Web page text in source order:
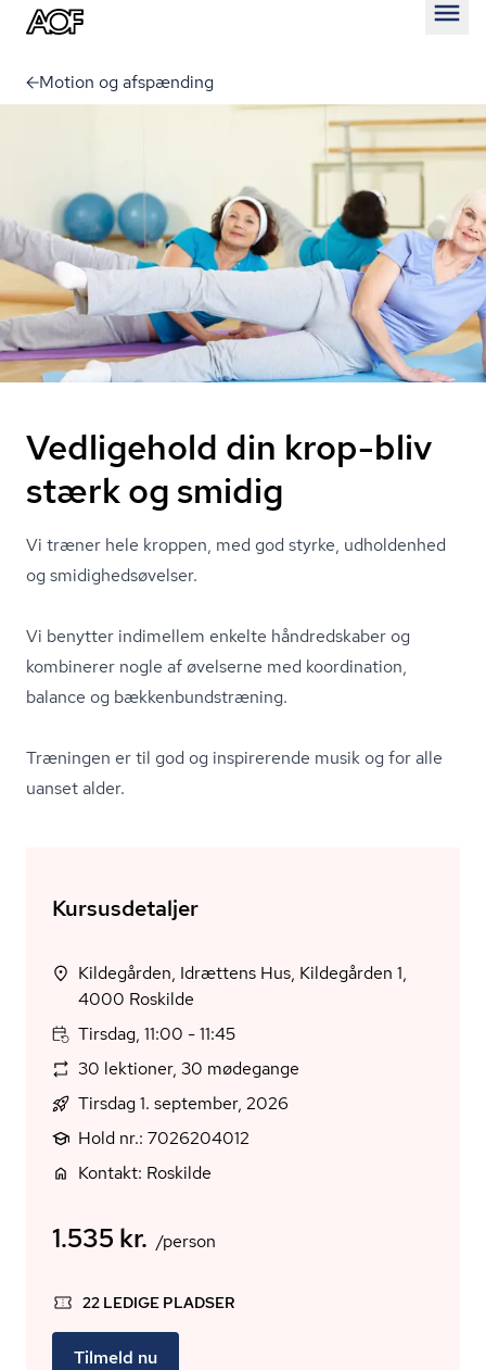
Motion og afspænding
Vedligehold din krop-bliv
stærk og smidig
Vi træner hele kroppen, med god styrke, udholdenhed
og smi­dig­hed­s­ø­vel­ser.
Vi benytter indimellem enkelte håndredskaber og
kombinerer nogle af øvelserne med koordination,
balance og bæk­ken­bund­stræ­ning.
Træningen er til god og inspirerende musik og for alle
uanset alder.
Kursusdetaljer
Kildegården, Idrættens Hus, Kildegården 1,
4000 Roskilde
Tirsdag, 11:00 - 11:45
30 lektioner, 30 mødegange
Tirsdag 1. september, 2026
Hold nr.: 7026204012
Kontakt: Roskilde
1.535 kr. /person
22 LEDIGE PLADSER
Tilmeld nu